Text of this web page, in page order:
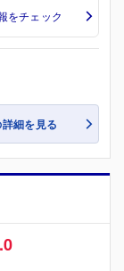
をチェック
細を見る